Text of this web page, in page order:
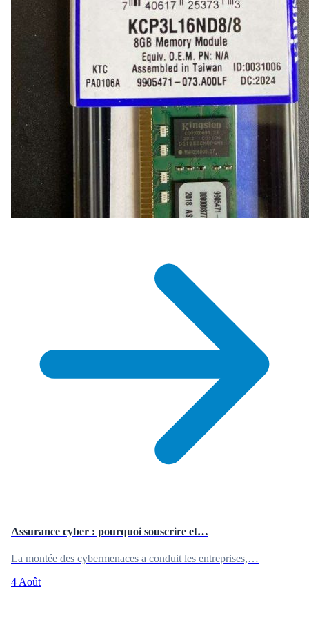
Assurance cyber : pourquoi souscrire et…
La montée des cybermenaces a conduit les entreprises,…
4 Août